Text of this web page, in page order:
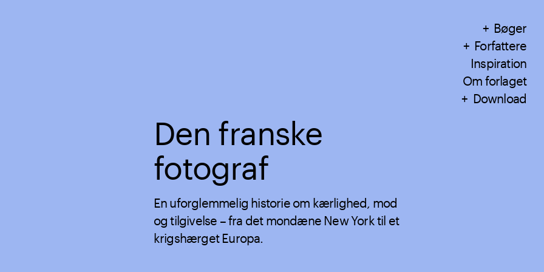
Bøger
Forfattere
Inspiration
Om forlaget
Download
Den franske
fotograf
En uforglemmelig historie om kærlighed, mod
og tilgivelse – fra det mondæne New York til et
krigshærget Europa.